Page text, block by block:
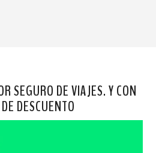
SEGURO DE VIAJES. Y CON
DESCUENTO